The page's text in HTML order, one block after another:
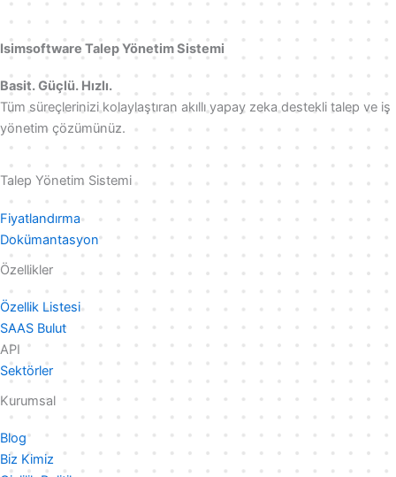
Isimsoftware Talep Yönetim Sistemi
Basit. Güçlü. Hızlı.
Tüm süreçlerinizi kolaylaştıran akıllı yapay zeka destekli talep ve iş
yönetim çözümünüz.
Talep Yönetim Sistemi
Fiyatlandırma
Dokümantasyon
Özellikler
Özellik Listesi
SAAS Bulut
API
Sektörler
Kurumsal
Blog
Biz Kimiz